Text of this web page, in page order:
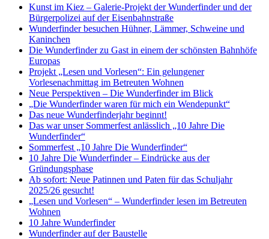
Kunst im Kiez – Galerie-Projekt der Wunderfinder und der
Bürgerpolizei auf der Eisenbahnstraße
Wunderfinder besuchen Hühner, Lämmer, Schweine und
Kaninchen
Die Wunderfinder zu Gast in einem der schönsten Bahnhöfe
Europas
Projekt „Lesen und Vorlesen“: Ein gelungener
Vorlesenachmittag im Betreuten Wohnen
Neue Perspektiven – Die Wunderfinder im Blick
„Die Wunderfinder waren für mich ein Wendepunkt“
Das neue Wunderfinderjahr beginnt!
Das war unser Sommerfest anlässlich „10 Jahre Die
Wunderfinder“
Sommerfest „10 Jahre Die Wunderfinder“
10 Jahre Die Wunderfinder – Eindrücke aus der
Gründungsphase
Ab sofort: Neue Patinnen und Paten für das Schuljahr
2025/26 gesucht!
„Lesen und Vorlesen“ – Wunderfinder lesen im Betreuten
Wohnen
10 Jahre Wunderfinder
Wunderfinder auf der Baustelle